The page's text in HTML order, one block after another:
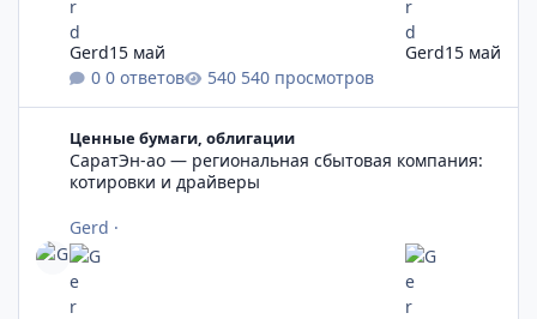
0 ответов 540 просмотров
Gerd15 май Gerd15 май
Ценные бумаги, облигации
СаратЭн-ао — региональная сбытовая компания:
котировки и драйверы
Gerd ·